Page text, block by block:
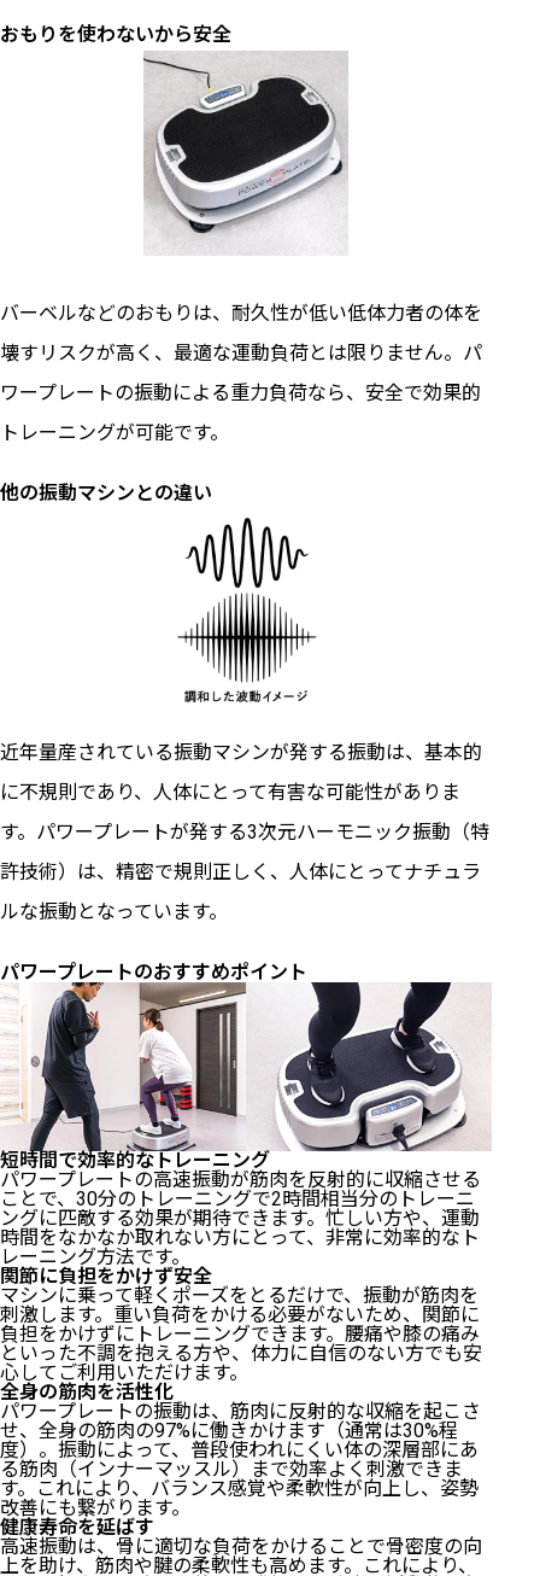
おもりを使わないから安全
バーベルなどのおもりは、耐久性が低い低体力者の体を
壊すリスクが高く、最適な運動負荷とは限りません。パ
ワープレートの振動による重力負荷なら、安全で効果的
トレーニングが可能です。
他の振動マシンとの違い
近年量産されている振動マシンが発する振動は、基本的
に不規則であり、人体にとって有害な可能性がありま
す。パワープレートが発する3次元ハーモニック振動（特
許技術）は、精密で規則正しく、人体にとってナチュラ
ルな振動となっています。
パワープレートのおすすめポイント
短時間で効率的なトレーニング
パワープレートの高速振動が筋肉を反射的に収縮させる
ことで、30分のトレーニングで2時間相当分のトレーニ
ングに匹敵する効果が期待できます。忙しい方や、運動
時間をなかなか取れない方にとって、非常に効率的なト
レーニング方法です。
関節に負担をかけず安全
マシンに乗って軽くポーズをとるだけで、振動が筋肉を
刺激します。重い負荷をかける必要がないため、関節に
負担をかけずにトレーニングできます。腰痛や膝の痛み
といった不調を抱える方や、体力に自信のない方でも安
心してご利用いただけます。
全身の筋肉を活性化
パワープレートの振動は、筋肉に反射的な収縮を起こさ
せ、全身の筋肉の97%に働きかけます（通常は30%程
度）。振動によって、普段使われにくい体の深層部にあ
る筋肉（インナーマッスル）まで効率よく刺激できま
す。これにより、バランス感覚や柔軟性が向上し、姿勢
改善にも繋がります。
健康寿命を延ばす
高速振動は、骨に適切な負荷をかけることで骨密度の向
上を助け、筋肉や腱の柔軟性も高めます。これにより、